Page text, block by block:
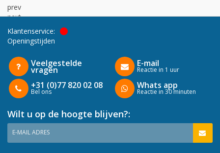
prev
next
Klantenservice:
Openingstijden
Veelgestelde
vragen
+31 (0)77 820 02 08
Bel ons
E-mail
Reactie in 1 uur
Whats app
Reactie in 30 minuten
Wilt u op de hoogte blijven?:
E-MAIL ADRES